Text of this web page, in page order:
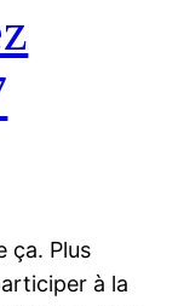
ça. Plus
à la